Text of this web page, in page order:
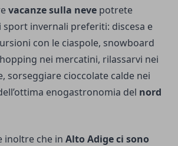
vacanze sulla neve potrete
invernali preferiti: discesa e
con le ciaspole, snowboard
nei mercatini, rilassarvi nei
sorseggiare cioccolate calde nei
enogastronomia del nord
inoltre che in Alto Adige ci sono